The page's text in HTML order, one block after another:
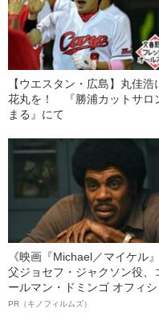
【ウエスタン・広島】丸佳浩
花丸を！ 『勝浦カットサロ
まる』にて
《映画『Michael／マイケル』
父ジョセフ・ジャクソン役、
ールマン・ドミンゴ オフィシ
ルインタビュー“観客を魅了し
PR（キノフィルムズ）